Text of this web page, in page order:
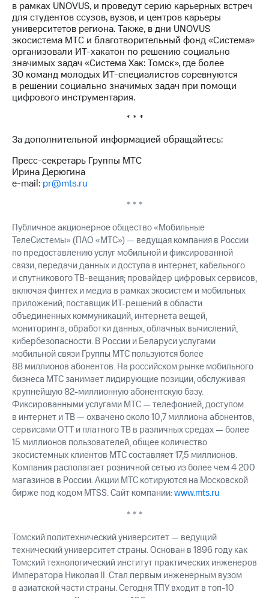
развитие
деловая этика
На главную
в рамках UNOVUS, и проведут серию карьерных встреч
для студентов ссузов, вузов, и центров карьеры
университетов региона. Также, в дни UNOVUS
экосистема МТС и благотворительный фонд «Система»
организовали ИТ-хакатон по решению социально
значимых задач «Система Хак: Томск», где более
30 команд молодых ИТ-специалистов соревнуются
в решении социально значимых задач при помощи
цифрового инструментария.
* * *
За дополнительной информацией обращайтесь:
Пресс-секретарь Группы МТС
Ирина Дерюгина
e-mail: pr@mts.ru
* * *
Публичное акционерное общество «Мобильные
ТелеСистемы» (ПАО «МТС») — ведущая компания в России
по предоставлению услуг мобильной и фиксированной
связи, передачи данных и доступа в интернет, кабельного
и спутникового ТВ-вещания; провайдер цифровых сервисов,
включая финтех и медиа в рамках экосистем и мобильных
приложений; поставщик ИТ-решений в области
объединенных коммуникаций, интернета вещей,
мониторинга, обработки данных, облачных вычислений,
кибербезопасности. В России и Беларуси услугами
мобильной связи Группы МТС пользуются более
88 миллионов абонентов. На российском рынке мобильного
бизнеса МТС занимает лидирующие позиции, обслуживая
крупнейшую 82-миллионную абонентскую базу.
Фиксированными услугами МТС — телефонией, доступом
в интернет и ТВ — охвачено около 10,7 миллиона абонентов,
сервисами OTT и платного ТВ в различных средах — более
15 миллионов пользователей, общее количество
экосистемных клиентов МТС составляет 17,5 миллионов.
Компания располагает розничной сетью из более чем 4 200
магазинов в России. Акции МТС котируются на Московской
бирже под кодом MTSS. Сайт компании:www.mts.ru
* * *
Томский политехнический университет — ведущий
технический университет страны. Основан в 1896 году как
Томский технологический институт практических инженеров
Императора Николая II. Стал первым инженерным вузом
в азиатской части страны. Сегодня ТПУ входит в топ-10